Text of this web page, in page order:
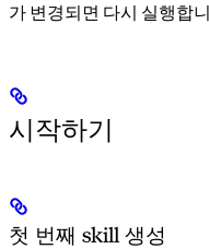
가 변경되면 다시 실행합
시작하기
첫 번째 skill 생성